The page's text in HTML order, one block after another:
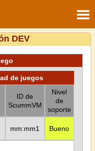
DEV
de juegos
ID de
ScummVM
Nivel
de
soporte
mm:mm1 Bueno